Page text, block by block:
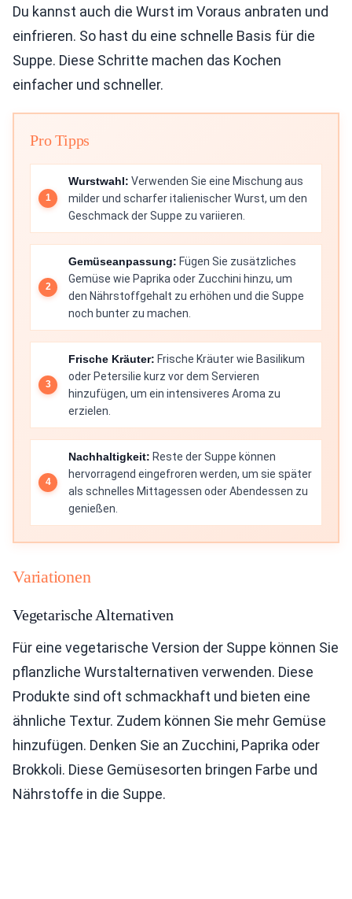
Du kannst auch die Wurst im Voraus anbraten und
einfrieren. So hast du eine schnelle Basis für die
Suppe. Diese Schritte machen das Kochen
einfacher und schneller.
Pro Tipps
Wurstwahl: Verwenden Sie eine Mischung aus
milder und scharfer italienischer Wurst, um den
Geschmack der Suppe zu variieren.
Gemüseanpassung: Fügen Sie zusätzliches
Gemüse wie Paprika oder Zucchini hinzu, um
den Nährstoffgehalt zu erhöhen und die Suppe
noch bunter zu machen.
Frische Kräuter: Frische Kräuter wie Basilikum
oder Petersilie kurz vor dem Servieren
hinzufügen, um ein intensiveres Aroma zu
erzielen.
Nachhaltigkeit: Reste der Suppe können
hervorragend eingefroren werden, um sie später
als schnelles Mittagessen oder Abendessen zu
genießen.
Variationen
Vegetarische Alternativen
Für eine vegetarische Version der Suppe können Sie
pflanzliche Wurstalternativen verwenden. Diese
Produkte sind oft schmackhaft und bieten eine
ähnliche Textur. Zudem können Sie mehr Gemüse
hinzufügen. Denken Sie an Zucchini, Paprika oder
Brokkoli. Diese Gemüsesorten bringen Farbe und
Nährstoffe in die Suppe.